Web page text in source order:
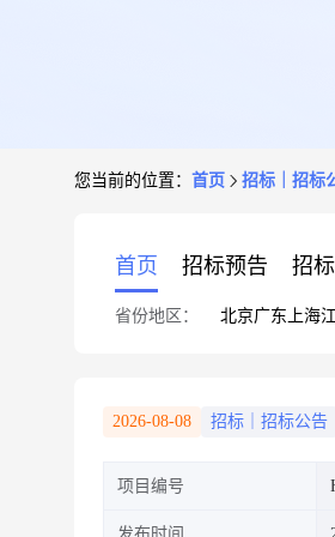
您当前的位置： 首页 招标｜招标
首页 招标预告 招
省份地区： 北京广东 上海
2026-08-08 招标｜招标公告
项目编号